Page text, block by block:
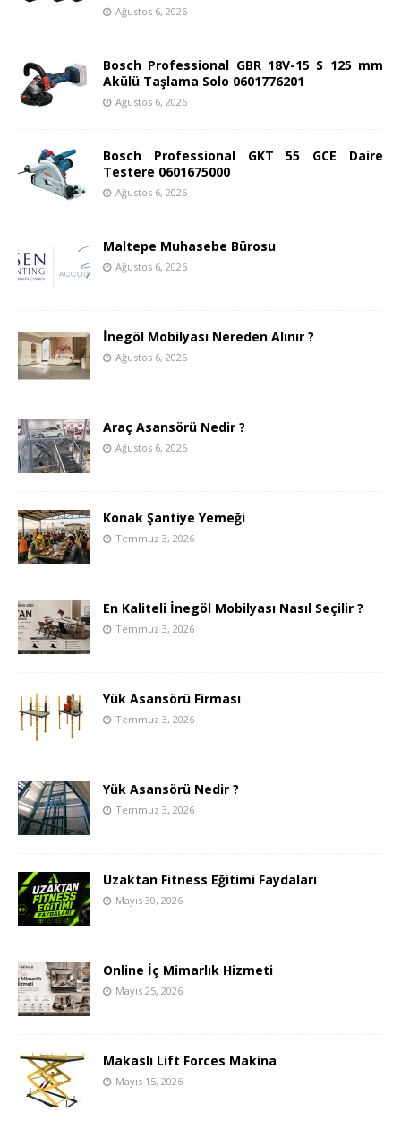
Ağustos 6, 2026
Bosch Professional GBR 18V-15 S 125 mm
Akülü Taşlama Solo 0601776201
Ağustos 6, 2026
Bosch Professional GKT 55 GCE Daire
Testere 0601675000
Ağustos 6, 2026
Maltepe Muhasebe Bürosu
Ağustos 6, 2026
İnegöl Mobilyası Nereden Alınır ?
Ağustos 6, 2026
Araç Asansörü Nedir ?
Ağustos 6, 2026
Konak Şantiye Yemeği
Temmuz 3, 2026
En Kaliteli İnegöl Mobilyası Nasıl Seçilir ?
Temmuz 3, 2026
Yük Asansörü Firması
Temmuz 3, 2026
Yük Asansörü Nedir ?
Temmuz 3, 2026
Uzaktan Fitness Eğitimi Faydaları
Mayıs 30, 2026
Online İç Mimarlık Hizmeti
Mayıs 25, 2026
Makaslı Lift Forces Makina
Mayıs 15, 2026